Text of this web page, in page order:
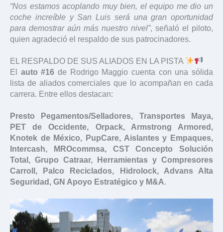
“Nos estamos acoplando muy bien, el equipo me dio un
coche increíble y San Luis será una gran oportunidad
para demostrar aún más nuestro nivel”, señaló el piloto,
quien agradeció el respaldo de sus patrocinadores.
EL RESPALDO DE SUS ALIADOS EN LA PISTA
El auto #16 de Rodrigo Maggio cuenta con una sólida
lista de aliados comerciales que lo acompañan en cada
carrera. Entre ellos destacan:
Presto Pegamentos/Selladores, Transportes Maya,
PET de Occidente, Orpack, Armstrong Armored,
Knotek de México, PupCare, Aislantes y Empaques,
Intercash, MROcommsa, CST Concepto Solución
Total, Grupo Catraar, Herramientas y Compresores
Carroll, Palco Reciclados, Hidrolock, Advans Alta
Seguridad, GN Apoyo Estratégico y M&A.